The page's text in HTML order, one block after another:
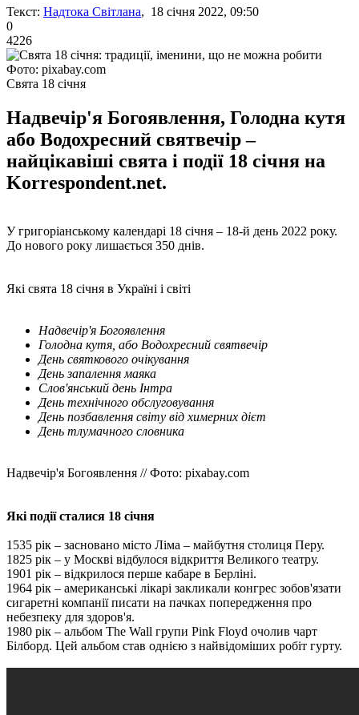
Текст: Надтока Світлана, 18 січня 2022, 09:50
0
4226
Фото: pixabay.com
Свята 18 січня
Надвечір'я Богоявлення, Голодна кутя
або Водохресний святвечір –
найцікавіші свята і події 18 січня на
Korrespondent.net.
У григоріанському календарі 18 січня – 18-й день 2022 року.
До нового року лишається 350 днів.
Які свята 18 січня в Україні і світі
Надвечір'я Богоявлення
Голодна кутя, або Водохресний святвечір
День святкового очікування
День запалення маяка
Слов'янський день Інтра
День технічного обслуговування
День позбавлення світу від химерних дієт
День тлумачного словника
Надвечір'я Богоявлення // Фото: pixabay.com
Які події сталися 18 січня
1535 рік – засновано місто Ліма – майбутня столиця Перу.
1825 рік – у Москві відбулося відкриття Великого театру.
1901 рік – відкрилося перше кабаре в Берліні.
1964 рік – американські лікарі закликали конгрес зобов'язати
сигаретні компанії писати на пачках попередження про
небезпеку для здоров'я.
1980 рік – альбом The Wall групи Pink Floyd очолив чарт
Білборд. Цей альбом став однією з найвідоміших робіт гурту.